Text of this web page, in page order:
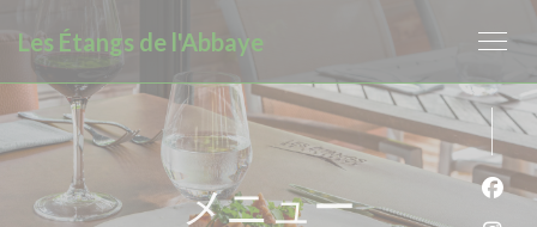
Les Étangs de l'Abbaye
メニュー